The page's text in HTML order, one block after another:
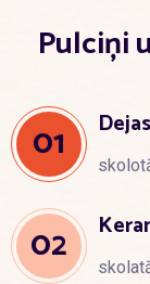
Pulciņi
01 Dejas
02